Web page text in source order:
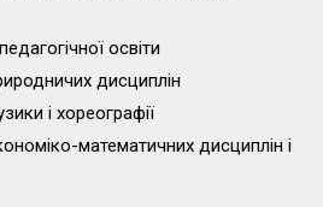
освіти
дисциплін
і хореографії
математичних дисциплін і